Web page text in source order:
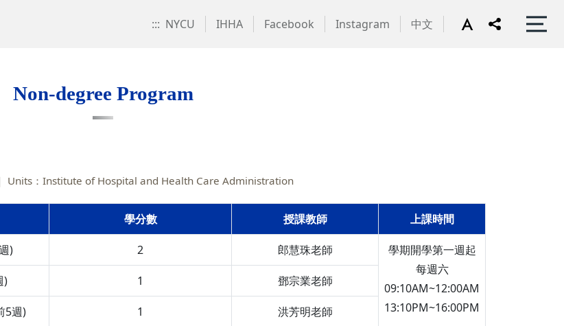
::: NYCU IHHA Facebook Instagram 中文
Non-degree Program
Units：Institute of Hospital and Health Care Administration
學分數 授課教師 上課時間
) 2 郎慧珠老師
學期開學第一週起
每週六
09:10AM~12:00AM
13:10PM~16:00PM
) 1 鄧宗業老師
5週) 1 洪芳明老師